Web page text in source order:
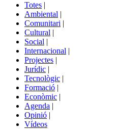
portals
Totes |
Ambiental |
Comunitari |
Cultural |
Social |
Internacional |
Projectes |
Jurídic |
Tecnològic |
Formació |
Econòmic |
Agenda |
Opinió |
Vídeos